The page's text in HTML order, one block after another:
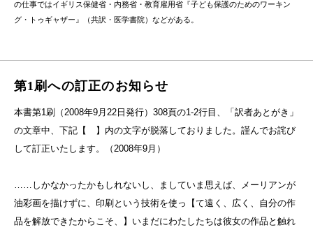
の仕事ではイギリス保健省・内務省・教育雇用省『子ども保護のためのワーキン
グ・トゥギャザー』（共訳・医学書院）などがある。
第1刷への訂正のお知らせ
本書第1刷（2008年9月22日発行）308頁の1-2行目、「訳者あとがき」
の文章中、下記【 】内の文字が脱落しておりました。謹んでお詫び
して訂正いたします。（2008年9月）
……しかなかったかもしれないし、ましていま思えば、メーリアンが
油彩画を描けずに、印刷という技術を使っ【て遠く、広く、自分の作
品を解放できたからこそ、】いまだにわたしたちは彼女の作品と触れ